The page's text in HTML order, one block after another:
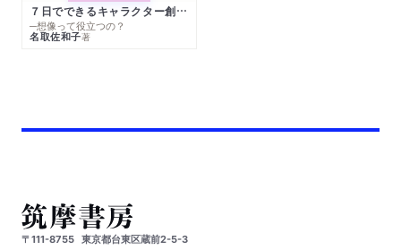
７日でできるキャラクター創作入門
─想像って役立つの？
名取佐和子著
〒111-8755 東京都台東区蔵前2-5-3